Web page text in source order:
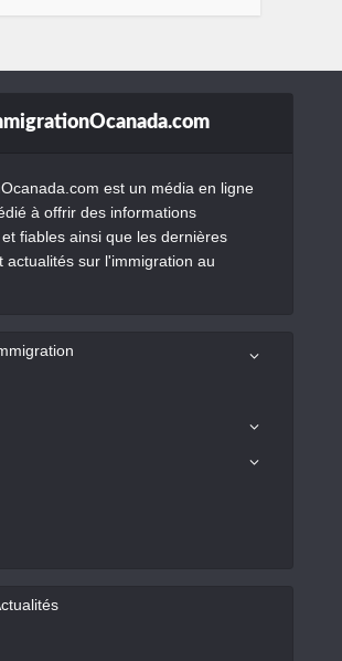
est un média en ligne
à offrir des informations
fiables ainsi que les dernières
actualités sur l'immigration au